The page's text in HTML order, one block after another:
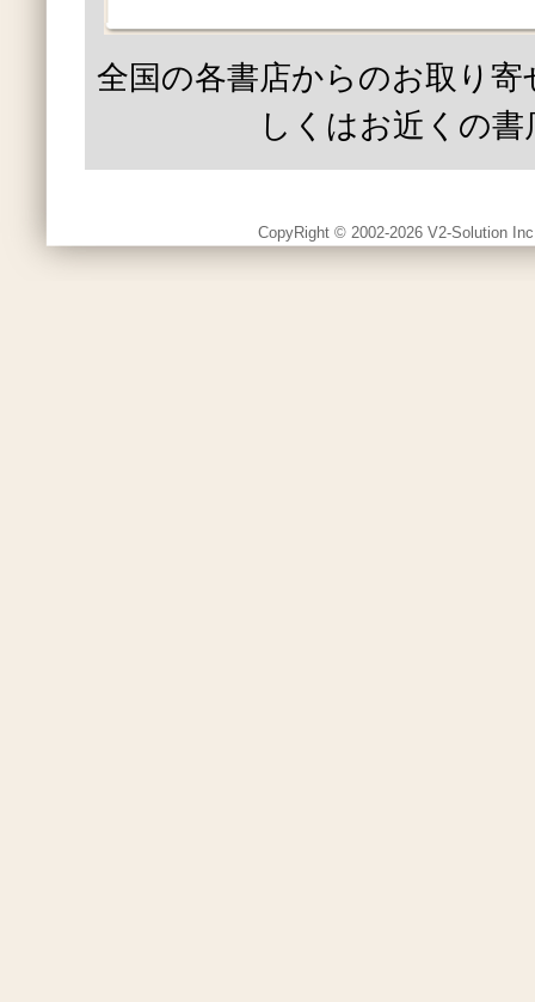
全国の各書店からのお取り
しくはお近くの書
CopyRight © 2002-2026 V2-Solution